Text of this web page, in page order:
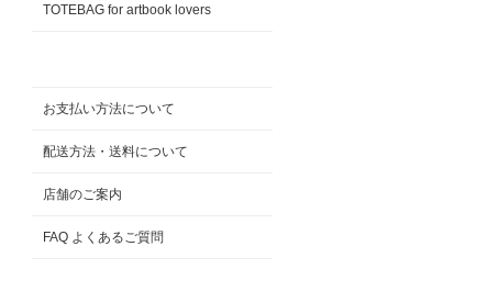
TOTEBAG for artbook lovers
お支払い方法について
配送方法・送料について
店舗のご案内
FAQ よくあるご質問